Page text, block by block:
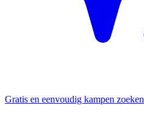
Gratis en eenvoudig kampen zoeken